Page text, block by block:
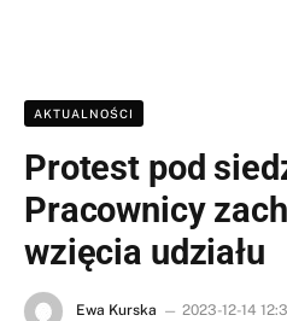
AKTUALNOŚCI
Protest pod
Pracownicy
wzięcia udziału
Ewa Kurska 2023-12-14